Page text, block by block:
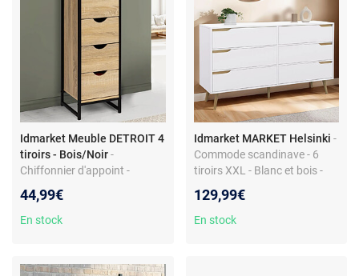
Idmarket Meuble DETROIT 4
tiroirs - Bois/Noir-
Chiffonnier d'appoint -
- Pieds métal - 30 x 30 x 80
cm
44,99€
En stock
Idmarket MARKET Helsinki -
Commode scandinave - 6
tiroirs XXL - Blanc et bois -
129,99€
En stock